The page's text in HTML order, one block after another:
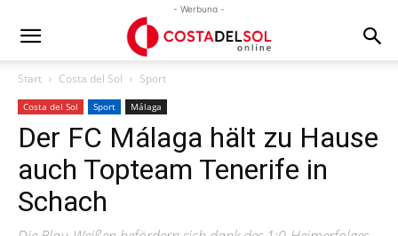
- Werbung -
Start Costa del Sol Sport
Costa del Sol Sport Málaga
Der FC Málaga hält zu Hause
auch Topteam Tenerife in
Schach